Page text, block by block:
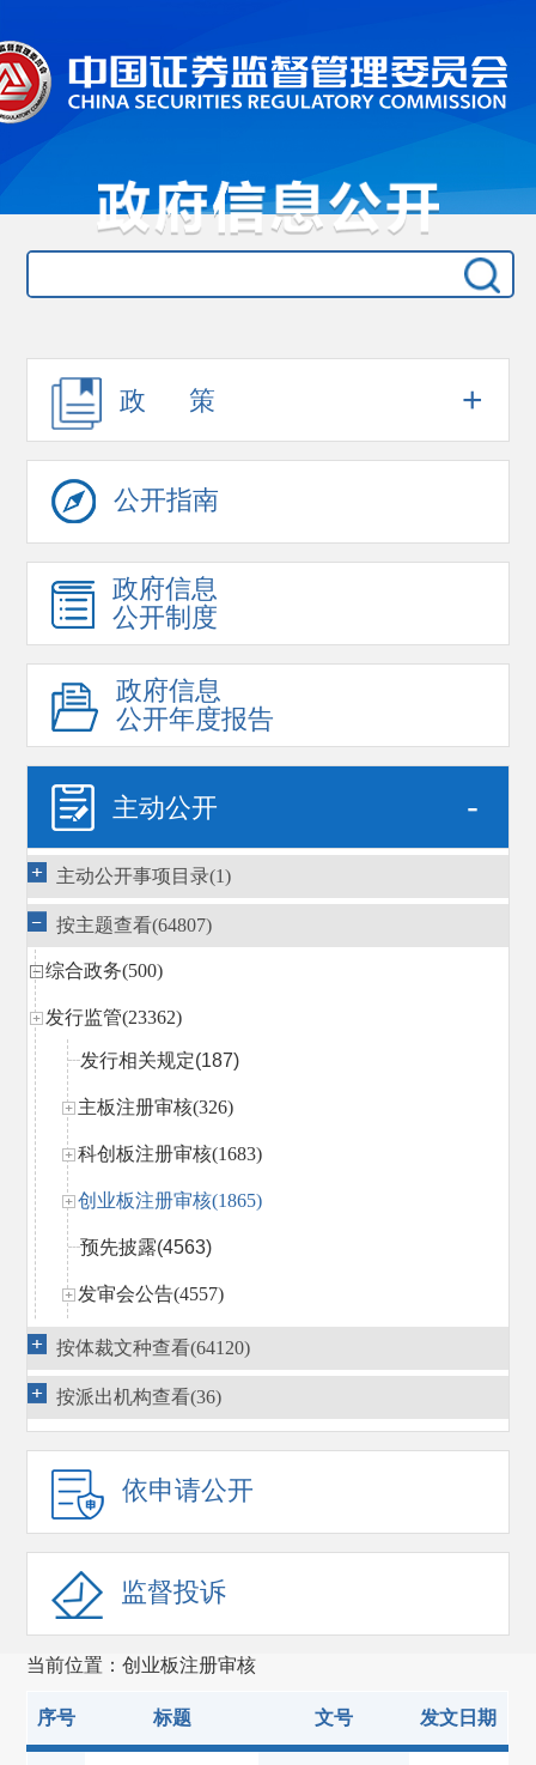
政 策 +
公开指南
政府信息
公开制度
政府信息
公开年度报告
主动公开 -
主动公开事项目录(1)
按主题查看(64807)
综合政务(500)
发行监管(23362)
发行相关规定(187)
主板注册审核(326)
科创板注册审核(1683)
创业板注册审核(1865)
预先披露(4563)
发审会公告(4557)
主板（中小板）发行审核(8822)
创业板发行审核(1299)
其他(57)
公众公司监管（含北交所）(3465)
证券经营机构监管(3283)
上市公司监管(6851)
基金监管(13629)
私募基金监管(13)
按体裁文种查看(64120)
按派出机构查看(36)
依申请公开
监督投诉
当前位置：创业板注册审核
序号 标题 文号 发文日期